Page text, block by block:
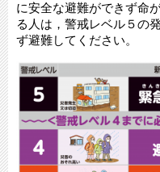
に安全な避難ができず命
る人は，警戒レベル５の
ず避難してください。